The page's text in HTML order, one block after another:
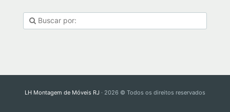
LH Montagem de Móveis RJ · 2026 © Todos os direitos reservados